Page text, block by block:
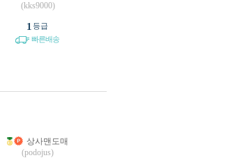
(kks9000)
1 등급
빠른배송
상사맨도매
(podojus)